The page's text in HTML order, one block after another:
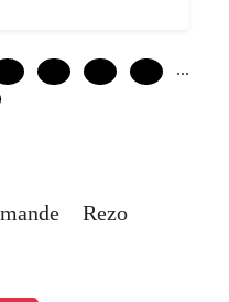
...
Rezo